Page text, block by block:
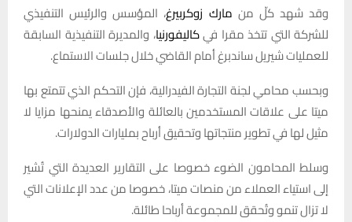
وقد شهد كلّ من مارك زوكربيرغ، المؤسس والرئيس التنفيذي
للشركة التي تتخذ مقرا فيكاليفورنيا، والمديرة التنفيذية السابقة
للعمليات شيريل ساندبرغ أمام القاضي خلال جلسات الاستماع.
وبحسب محامي لجنة التجارة الفيدرالية، فإن التحكم الذي تتمتع بها
ميتا على علاقات المستخدمين بالعائلة والأصدقاء يمنحها مزايا لا
مثيل لها في تطوير منتجاتها وتحقيق أرباح بمليارات الدولارات.
وسلط المحامون الضوء خصوصا على التقارير العديدة التي تُشير
إلى استياء العملاء من منصات ميتا، خصوصا من عدد الإعلانات التي
لا تزال تنمو وتُحقق للمجموعة أرباحا طائلة.